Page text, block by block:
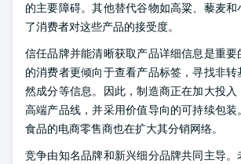
的主要障碍。其他替代谷物如高粱、藜麦
了消费者对这些产品的接受度。
信任品牌并能清晰获取产品详细信息是重要
的消费者更倾向于查看产品标签，寻找非
然成分等信息。因此，制造商正在加大投
高端产品线，并采用价值导向的可持续包装
食品的电商零售商也在扩大其分销网络。
竞争由知名品牌和新兴细分品牌共同主导